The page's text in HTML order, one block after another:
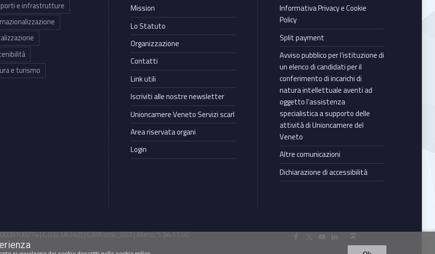
e infrastrutture
e turismo
Mission
Lo Statuto
Organizzazione
Contatti
Link utili
Iscriviti alle nostre newsletter
Unioncamere Veneto Servizi scarl
Area riservata organi
Login
Informativa Privacy e Cookie
Policy
Split payment
Avviso pubblico per l’istituzione di
un elenco di candidati per il
conferimento di incarichi di
natura intellettuale aventi ad
oggetto l’assistenza
specialistica a supporto delle
attività di Unioncamere del
Veneto
Altre comunicazioni
Dichiarazione di accessibilità
| C.U.U. UFZ42J | C.IPA urdc_027 | Ateco: S 94.11.00 Facebook Unioncamere VenetoTwitter Unioncamere VenetoYoutube Unioncamere VenetoLinkedin Unioncamere Veneto Torna in cima ↑